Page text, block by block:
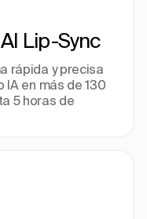
Lip-Sync
rápida y precisa
en más de 130
5 horas de